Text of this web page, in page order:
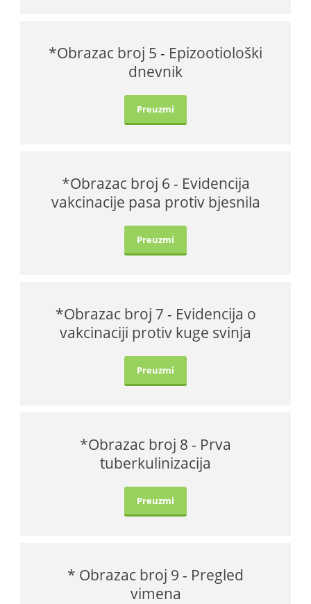
*Obrazac broj 5 - Epizootiološki
dnevnik
Preuzmi
*Obrazac broj 6 - Evidencija
vakcinacije pasa protiv bjesnila
Preuzmi
*Obrazac broj 7 - Evidencija o
vakcinaciji protiv kuge svinja
Preuzmi
*Obrazac broj 8 - Prva
tuberkulinizacija
Preuzmi
* Obrazac broj 9 - Pregled
vimena